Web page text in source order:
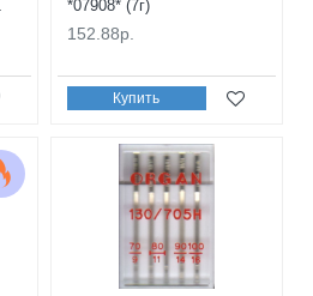
*07908* (7г)
152.88р.
Купить